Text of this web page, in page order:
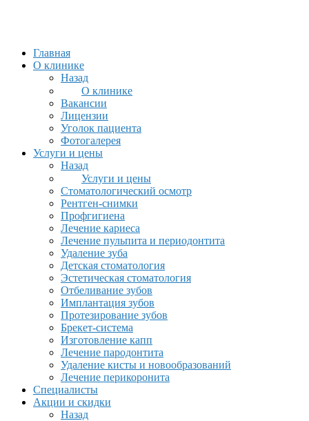
Главная
О клинике
Назад
О клинике
Вакансии
Лицензии
Уголок пациента
Фотогалерея
Услуги и цены
Назад
Услуги и цены
Стоматологический осмотр
Рентген-снимки
Профгигиена
Лечение кариеса
Лечение пульпита и периодонтита
Удаление зуба
Детская стоматология
Эстетическая стоматология
Отбеливание зубов
Имплантация зубов
Протезирование зубов
Брекет-система
Изготовление капп
Лечение пародонтита
Удаление кисты и новообразований
Лечение перикоронита
Специалисты
Акции и скидки
Назад